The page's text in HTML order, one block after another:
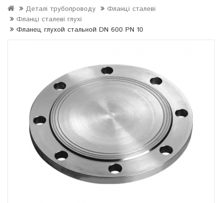
Деталі трубопроводу
Фланці сталеві
Фланці сталеві глухі
Фланец глухой стальной DN 600 PN 10